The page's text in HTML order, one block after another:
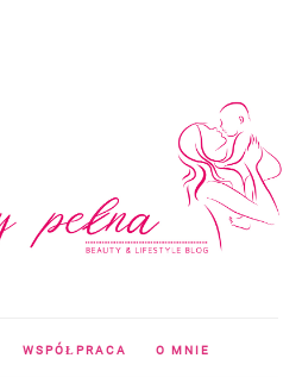
WSPÓŁPRACA O MNIE